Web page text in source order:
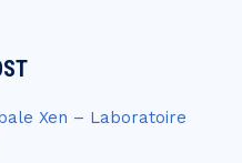
Xen – Laboratoire